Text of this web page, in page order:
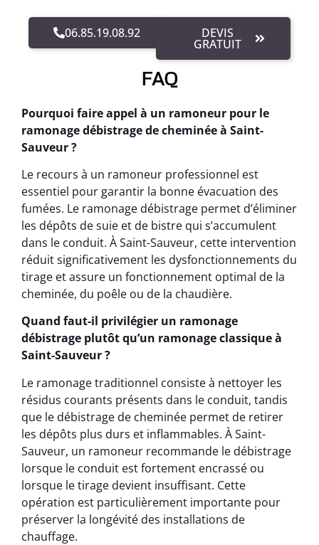
06.85.19.08.92 DEVIS
GRATUIT
FAQ
Pourquoi faire appel à un ramoneur pour le
ramonage débistrage de cheminée à Saint-
Sauveur ?
Le recours à un ramoneur professionnel est
essentiel pour garantir la bonne évacuation des
fumées. Le ramonage débistrage permet d’éliminer
les dépôts de suie et de bistre qui s’accumulent
dans le conduit. À Saint-Sauveur, cette intervention
réduit significativement les dysfonctionnements du
tirage et assure un fonctionnement optimal de la
cheminée, du poêle ou de la chaudière.
Quand faut-il privilégier un ramonage
débistrage plutôt qu’un ramonage classique à
Saint-Sauveur ?
Le ramonage traditionnel consiste à nettoyer les
résidus courants présents dans le conduit, tandis
que le débistrage de cheminée permet de retirer
les dépôts plus durs et inflammables. À Saint-
Sauveur, un ramoneur recommande le débistrage
lorsque le conduit est fortement encrassé ou
lorsque le tirage devient insuffisant. Cette
opération est particulièrement importante pour
préserver la longévité des installations de
chauffage.